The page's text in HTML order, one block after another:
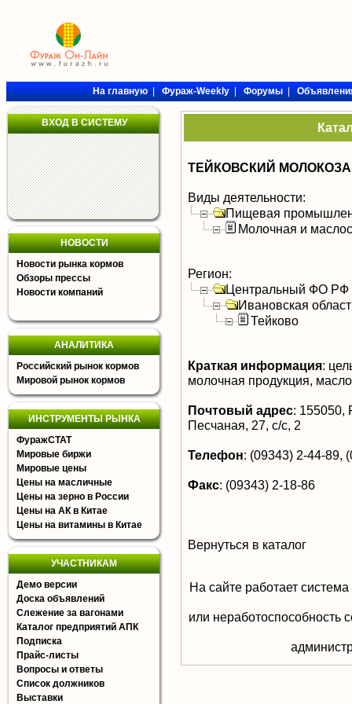
На главную|Фураж-Weekly|Форумы|
ВХОД В СИСТЕМУ
НОВОСТИ
Новости рынка кормов
Обзоры прессы
Новости компаний
АНАЛИТИКА
Российский рынок кормов
Мировой рынок кормов
ИНСТРУМЕНТЫ РЫНКА
ФуражСТАТ
Мировые биржи
Мировые цены
Цены на масличные
Цены на зерно в России
Цены на АК в Китае
Цены на витамины в Китае
УЧАСТНИКАМ
Демо версии
Доска объявлений
Слежение за вагонами
Каталог предприятий АПК
Подписка
Прайс-листы
Вопросы и ответы
Список должников
Выставки
ТЕЙКОВСКИЙ
Виды деятельности:
Пищевая
Молочная и
Регион:
Центральный ФО РФ
Ивановская
Тейково
Краткая информация:
молочная продукция,
Почтовый адрес: 155050,
Песчаная, 27, с/с, 2
Телефон: (09343) 2-44-89,
Факс: (09343) 2-18-86
Вернуться в каталог
На сайте работает
или неработоспособность